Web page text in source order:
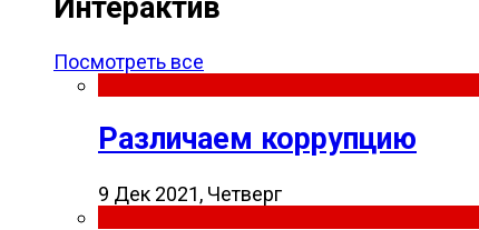
Интерактив
Посмотреть все
Различаем коррупцию
9 Дек 2021, Четверг